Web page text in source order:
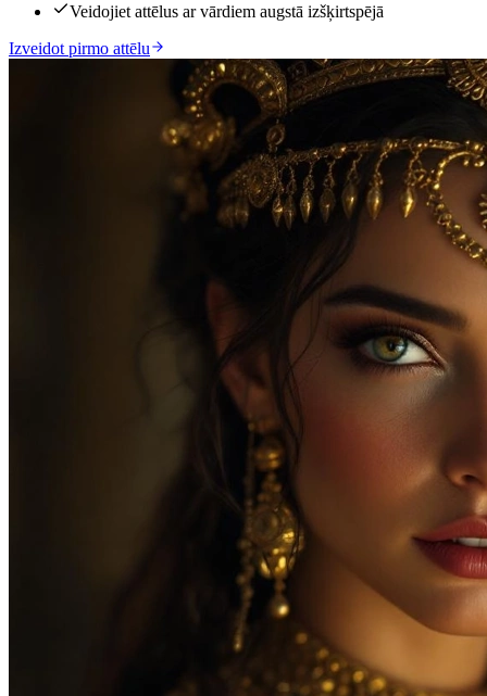
Veidojiet attēlus ar vārdiem augstā izšķirtspējā
Izveidot pirmo attēlu